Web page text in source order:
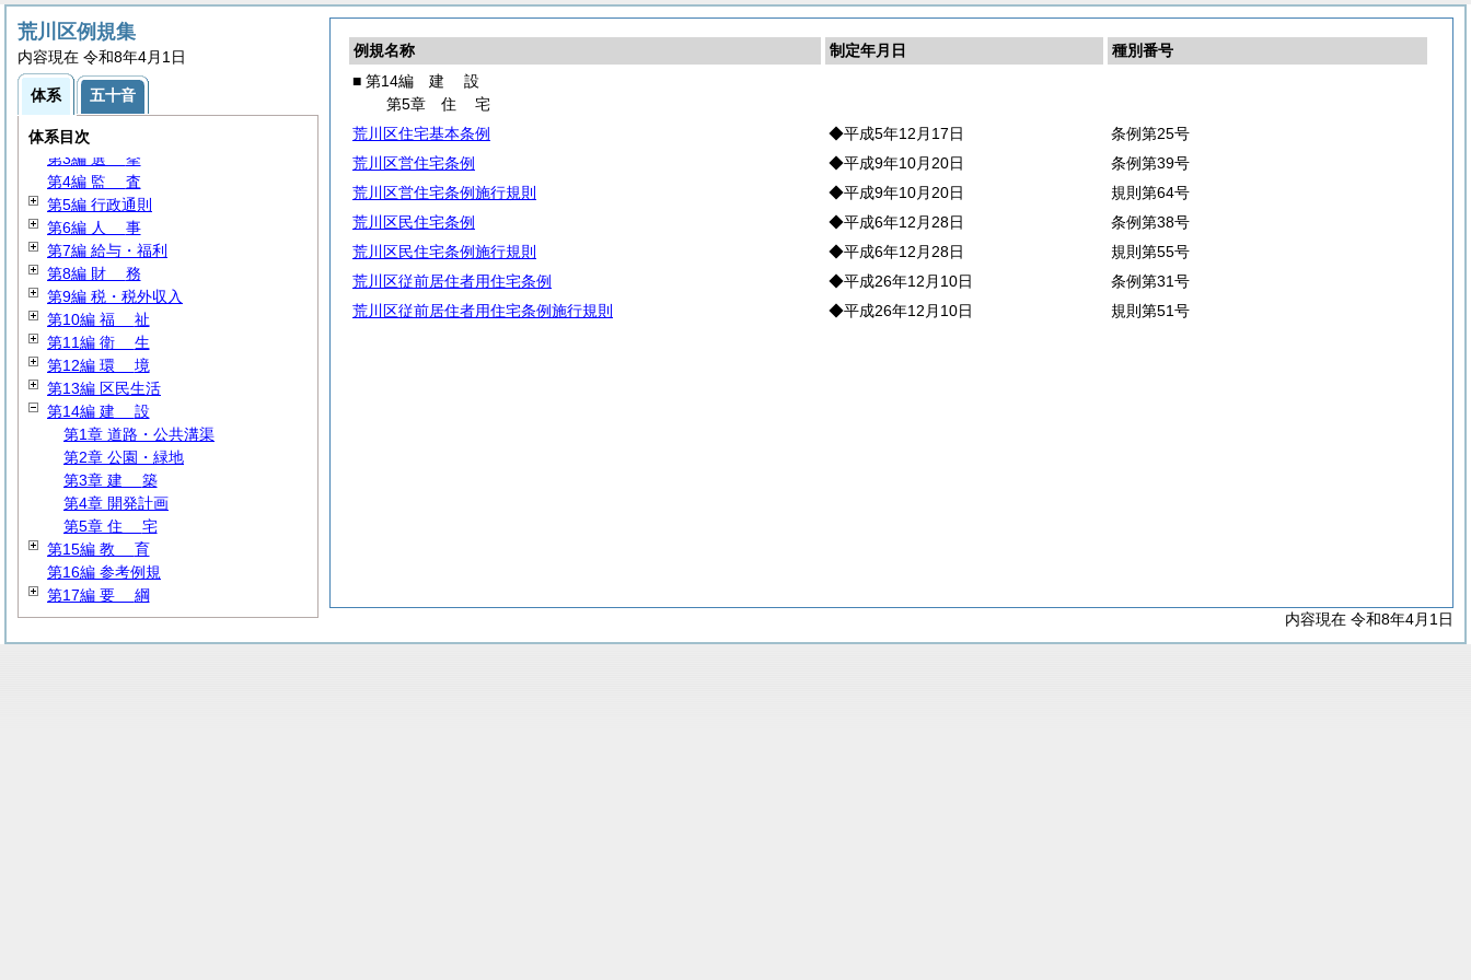
例規名称 制定年月日
種別番号
■ 第14編 建 設
第5章 住宅
荒川区住宅基本条例
◆平成5年12月17日
条例第25号
荒川区営住宅条例
◆平成9年10月20日
条例第39号
荒川区営住宅条例施行規則
◆平成9年10月20日
規則第64号
荒川区民住宅条例
◆平成6年12月28日
条例第38号
荒川区民住宅条例施行規則
◆平成6年12月28日
規則第55号
荒川区従前居住者用住宅条例
◆平成26年12月10日
条例第31号
荒川区従前居住者用住宅条例施行規則
◆平成26年12月10日 規則第51号
内容現在 令和8年4月1日
荒川区例規集
内容現在 令和8年4月1日
体系 五十音
体系目次
第1編通則
第2編
第3編 選 挙
第4編 監 査
第5編 行政通則
第6編 人 事
第7編 給与・福利
第8編 財 務
第9編 税・税外収入
第10編 福 祉
第11編 衛 生
第12編 環 境
第13編 区民生活
第14編 建 設
第1章 道路・公共溝渠
第2章 公園・緑地
第3章 建 築
第4章 開発計画
第5章 住 宅
第15編 教 育
第16編 参考例規
第17編 要 綱